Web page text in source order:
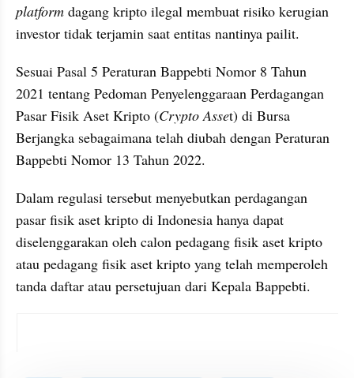
platform dagang kripto ilegal membuat risiko kerugian
investor tidak terjamin saat entitas nantinya pailit.
Sesuai Pasal 5 Peraturan Bappebti Nomor 8 Tahun
2021 tentang Pedoman Penyelenggaraan Perdagangan
Pasar Fisik Aset Kripto (Crypto Asset) di Bursa
Berjangka sebagaimana telah diubah dengan Peraturan
Bappebti Nomor 13 Tahun 2022.
Dalam regulasi tersebut menyebutkan perdagangan
pasar fisik aset kripto di Indonesia hanya dapat
diselenggarakan oleh calon pedagang fisik aset kripto
atau pedagang fisik aset kripto yang telah memperoleh
tanda daftar atau persetujuan dari Kepala Bappebti.